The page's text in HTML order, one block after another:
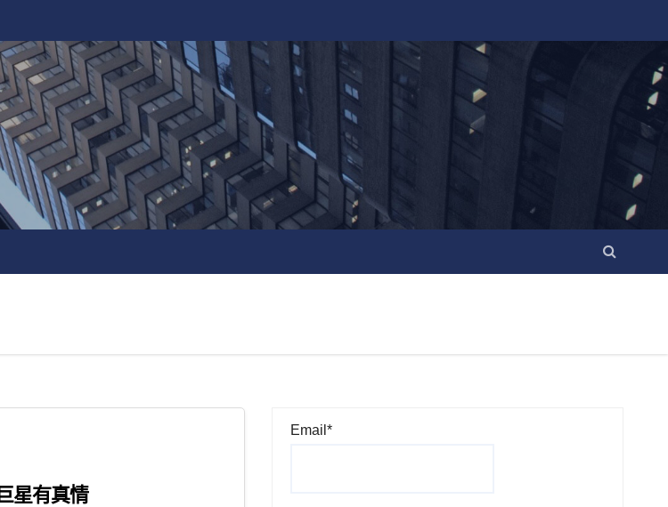
星有真情
Email*